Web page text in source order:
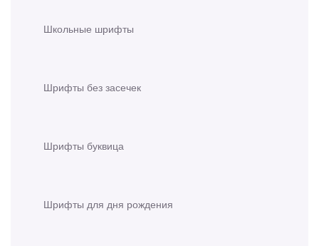
Школьные шрифты
Шрифты без засечек
Шрифты буквица
Шрифты для дня рождения